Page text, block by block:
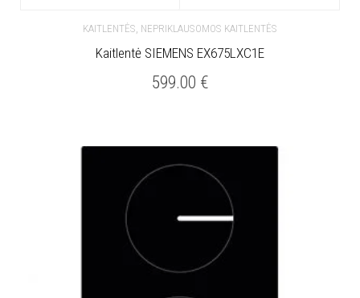
KAITLENTĖS, NEPRIKLAUSOMOS KAITLENTĖS
Kaitlentė SIEMENS EX675LXC1E
599.00 €